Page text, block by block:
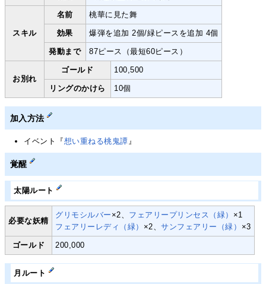
スキル
名前 桃華に見た舞
効果 爆弾を追加 2個/緑ピースを追加 4個
発動まで 87ピース（最短60ピース）
お別れ
ゴールド 100,500
リングのかけら 10個
加入方法
イベント『想い重ねる桃鬼譚 』
覚醒
太陽ルート
必要な妖精
グリモシルバー ×2、 フェアリープリンセス（緑） ×1
フェアリーレディ（緑） ×2、サンフェアリー（緑） ×3
ゴールド 200,000
月ルート